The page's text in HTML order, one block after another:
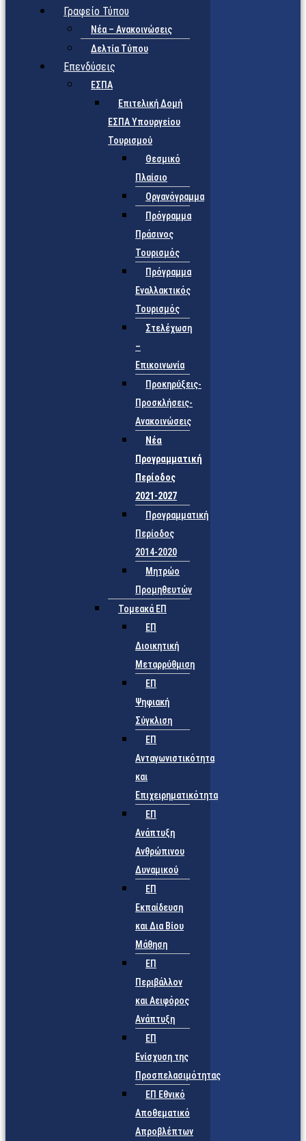
Γραφείο Τύπου
Νέα – Ανακοινώσεις
Δελτία Τύπου
Επενδύσεις
ΕΣΠΑ
Επιτελική Δομή
ΕΣΠΑ Υπουργείου
Τουρισμού
Θεσμικό
Πλαίσιο
Οργανόγραμμα
Πρόγραμμα
Πράσινος
Τουρισμός
Πρόγραμμα
Εναλλακτικός
Τουρισμός
Στελέχωση
–
Επικοινωνία
Προκηρύξεις-
Προσκλήσεις-
Ανακοινώσεις
Νέα
Προγραμματική
Περίοδος
2021-2027
Προγραμματική
Περίοδος
2014-2020
Μητρώο
Προμηθευτών
Τομεακά ΕΠ
ΕΠ
Διοικητική
Μεταρρύθμιση
ΕΠ
Ψηφιακή
Σύγκλιση
ΕΠ
Ανταγωνιστικότητα
και
Επιχειρηματικότητα
ΕΠ
Ανάπτυξη
Ανθρώπινου
Δυναμικού
ΕΠ
Εκπαίδευση
και Δια Βίου
Μάθηση
ΕΠ
Περιβάλλον
και Αειφόρος
Ανάπτυξη
ΕΠ
Ενίσχυση της
Προσπελασιμότητας
ΕΠ Εθνικό
Αποθεματικό
Απροβλέπτων